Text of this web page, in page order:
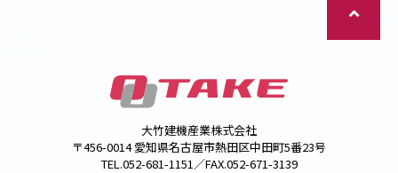
大竹建機産業株式会社
〒456-0014 愛知県名古屋市熱田区中田町5番23号
TEL.052-681-1151／FAX.052-671-3139